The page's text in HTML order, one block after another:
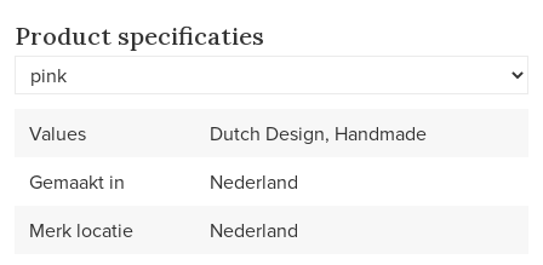
Product specificaties
Values
Dutch Design, Handmade
Gemaakt in
Nederland
Merk locatie
Nederland